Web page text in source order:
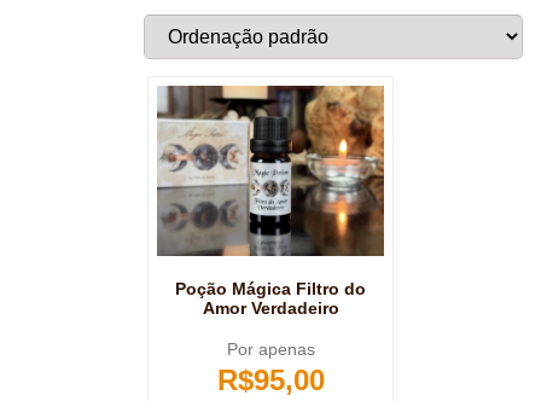
Poção Mágica Filtro do
Amor Verdadeiro
Por apenas
R$95,00